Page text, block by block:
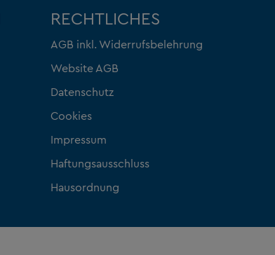
RECHTLICHES
AGB inkl. Widerrufsbelehrung
Website AGB
Datenschutz
Cookies
Impressum
Haftungsausschluss
Hausordnung